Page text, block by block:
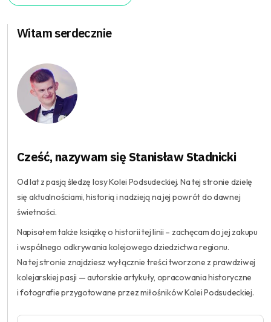
Witam serdecznie
Cześć, nazywam się Stanisław Stadnicki
Od lat z pasją śledzę losy Kolei Podsudeckiej. Na tej stronie dzielę
się aktualnościami, historią i nadzieją na jej powrót do dawnej
świetności.
Napisałem także książkę o historii tej linii – zachęcam do jej zakupu
i wspólnego odkrywania kolejowego dziedzictwa regionu.
Na tej stronie znajdziesz wyłącznie treści tworzone z prawdziwej
kolejarskiej pasji — autorskie artykuły, opracowania historyczne
i fotografie przygotowane przez miłośników Kolei Podsudeckiej.